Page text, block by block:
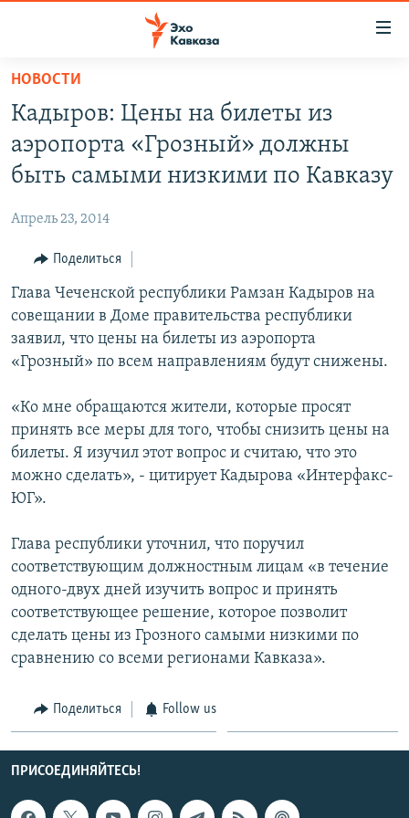
Вернуться
основному
содержанию
Вернутся
главной
навигации
Вернутся
поиску
ТБИЛИСИ
СУХУМИ
ВЕСЬ КАВКАЗ
СЕВЕРНЫЙ КАВКАЗ
АРМЕНИЯ
АЗЕРБАЙДЖАН
ТЕМЫ
ПОЛИТИКА
ЭКОНОМИКА
ОБЩЕСТВО
СПОРТ
МИР
РУБРИКИ
НЕКРУГЛЫЙ СТОЛ
ГОСТЬ НЕДЕЛИ
БЛОГИ
ГОЛОСА
ЧИТАЕМ ПРЕССУ
МУЛЬТИМЕДИА
ВИДЕО
АУДИО
АРХИВ РАДИОПРОГРАММЫ
ПРИСОЕДИНЯЙТЕСЬ!
Все сайты РСЕ/РС
НОВОСТИ
Кадыров: Цены на билеты из
аэропорта «Грозный» должны
быть самыми низкими по Кавказу
Апрель 23, 2014
Поделиться
Глава Чеченской республики Рамзан Кадыров на
совещании в Доме правительства республики
заявил, что цены на билеты из аэропорта
«Грозный» по всем направлениям будут снижены.
«Ко мне обращаются жители, которые просят
принять все меры для того, чтобы снизить цены на
билеты. Я изучил этот вопрос и считаю, что это
можно сделать», - цитирует Кадырова «Интерфакс-
ЮГ».
Глава республики уточнил, что поручил
соответствующим должностным лицам «в течение
одного-двух дней изучить вопрос и принять
соответствующее решение, которое позволит
сделать цены из Грозного самыми низкими по
сравнению со всеми регионами Кавказа».
Поделиться Follow us
ПРИСОЕДИНЯЙТЕСЬ!